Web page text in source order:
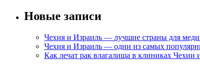
Новые записи
Чехия и Израиль — лучшие страны для
Чехия и Израиль — одни из самых
Как лечат рак влагалища в клиниках Чехии